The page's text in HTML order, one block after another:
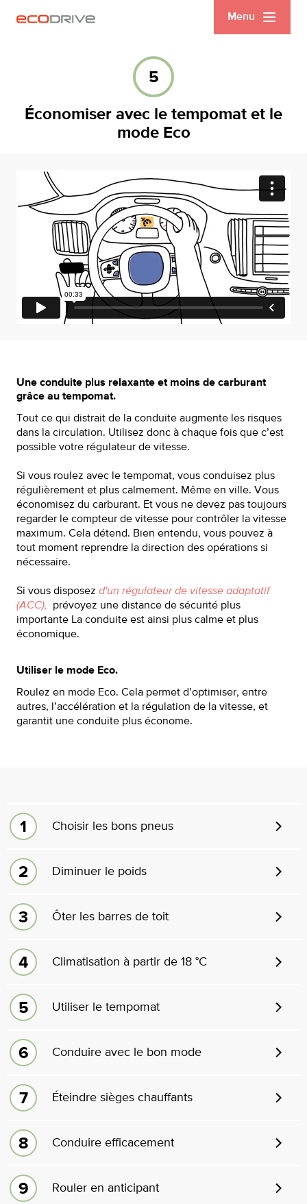
Menu
5
Économiser avec le tempomat et le
mode Eco
Une conduite plus relaxante et moins de carburant
grâce au tempomat.
Tout ce qui distrait de la conduite augmente les risques
dans la circulation. Utilisez donc à chaque fois que c’est
possible votre régulateur de vitesse.
Si vous roulez avec le tempomat, vous conduisez plus
régulièrement et plus calmement. Même en ville. Vous
économisez du carburant. Et vous ne devez pas toujours
regarder le compteur de vitesse pour contrôler la vitesse
maximum. Cela détend. Bien entendu, vous pouvez à
tout moment reprendre la direction des opérations si
nécessaire.
Si vous disposez d'un régulateur de vitesse adaptatif
(ACC),
prévoyez une distance de sécurité plus
importante La conduite est ainsi plus calme et plus
économique.
Utiliser le mode Eco.
Roulez en mode Eco. Cela permet d’optimiser, entre
autres, l’accélération et la régulation de la vitesse, et
garantit une conduite plus économe.
Choisir les bons pneus
Diminuer le poids
Ôter les barres de toit
Climatisation à partir de 18 °C
Utiliser le tempomat
Conduire avec le bon mode
Éteindre sièges chauffants
Conduire efficacement
Rouler en anticipant